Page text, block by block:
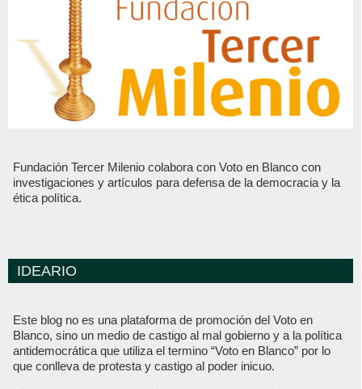
Fundación Tercer Milenio colabora con Voto en Blanco con
investigaciones y artículos para defensa de la democracia y la
ética política.
IDEARIO
Este blog no es una plataforma de promoción del Voto en
Blanco, sino un medio de castigo al mal gobierno y a la política
antidemocrática que utiliza el termino “Voto en Blanco” por lo
que conlleva de protesta y castigo al poder inicuo.